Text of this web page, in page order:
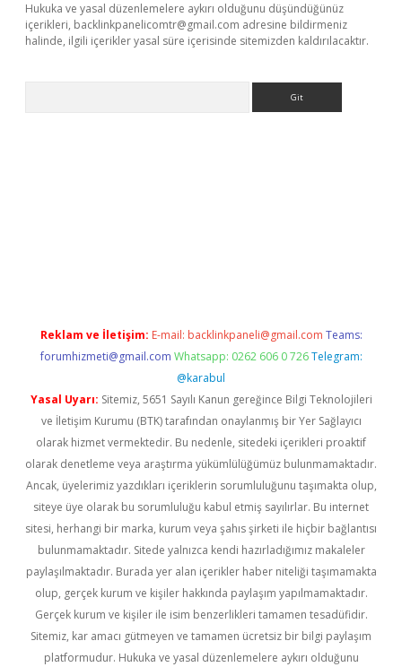
Hukuka ve yasal düzenlemelere aykırı olduğunu düşündüğünüz
içerikleri, backlinkpanelicomtr@gmail.com adresine bildirmeniz
halinde, ilgili içerikler yasal süre içerisinde sitemizden kaldırılacaktır.
Reklam ve İletişim: E-mail: backlinkpaneli@gmail.com Teams:
forumhizmeti@gmail.com Whatsapp: 0262 606 0 726 Telegram:
@karabul
Yasal Uyarı: Sitemiz, 5651 Sayılı Kanun gereğince Bilgi Teknolojileri
ve İletişim Kurumu (BTK) tarafından onaylanmış bir Yer Sağlayıcı
olarak hizmet vermektedir. Bu nedenle, sitedeki içerikleri proaktif
olarak denetleme veya araştırma yükümlülüğümüz bulunmamaktadır.
Ancak, üyelerimiz yazdıkları içeriklerin sorumluluğunu taşımakta olup,
siteye üye olarak bu sorumluluğu kabul etmiş sayılırlar. Bu internet
sitesi, herhangi bir marka, kurum veya şahıs şirketi ile hiçbir bağlantısı
bulunmamaktadır. Sitede yalnızca kendi hazırladığımız makaleler
paylaşılmaktadır. Burada yer alan içerikler haber niteliği taşımamakta
olup, gerçek kurum ve kişiler hakkında paylaşım yapılmamaktadır.
Gerçek kurum ve kişiler ile isim benzerlikleri tamamen tesadüfidir.
Sitemiz, kar amacı gütmeyen ve tamamen ücretsiz bir bilgi paylaşım
platformudur. Hukuka ve yasal düzenlemelere aykırı olduğunu